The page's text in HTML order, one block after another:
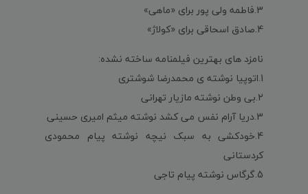
3.فاطمه ولی پور برای «ماهی»
4.صادق اسحاقی برای «کولاژ»
نامزد های بهترین فیلمنامه ساخته نشده:
1.اتوپیا نوشته ی محمدرضا شوشتری
2.بی وطن نوشته مازیار تهرانی
3.دریا آرام نفس می کشد نوشته میثم امیری حسینی
4.خودکشی به سبک نیچه نوشته پیام محمودی
کردستانی
5.گرگاس نوشته پیام تاجی